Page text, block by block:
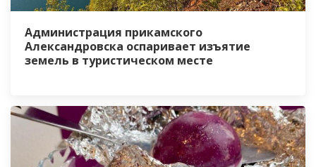
Администрация прикамского
Александровска оспаривает изъятие
земель в туристическом месте